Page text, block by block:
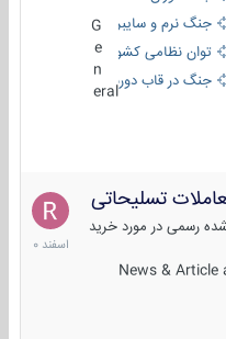
جنگ نرم و سایبری
توان نظامی کشورها
جنگ در قاب دوربین
eral
تسلیحاتی
رسمی در مورد خرید
News &
7
اسفند
1400